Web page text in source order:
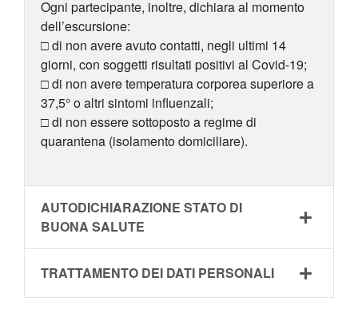
Ogni partecipante, inoltre, dichiara al momento
dell’escursione:
□ di non avere avuto contatti, negli ultimi 14
giorni, con soggetti risultati positivi al Covid-19;
□ di non avere temperatura corporea superiore a
37,5° o altri sintomi influenzali;
□ di non essere sottoposto a regime di
quarantena (isolamento domiciliare).
AUTODICHIARAZIONE STATO DI
BUONA SALUTE
TRATTAMENTO DEI DATI PERSONALI